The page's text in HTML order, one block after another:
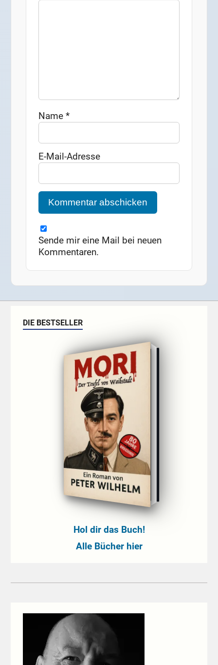
Name*
E-Mail-Adresse
Sende mir eine Mail bei neuen
Kommentaren.
DIE BESTSELLER
Hol dir das Buch!
Alle Bücher hier